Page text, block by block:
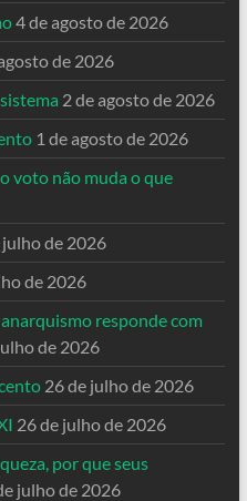
4 de agosto de 2026
de 2026
2 de agosto de 2026
1 de agosto de 2026
voto não muda o que
julho de 2026
de 2026
responde com
de 2026
26 de julho de 2026
26 de julho de 2026
por que seus
julho de 2026